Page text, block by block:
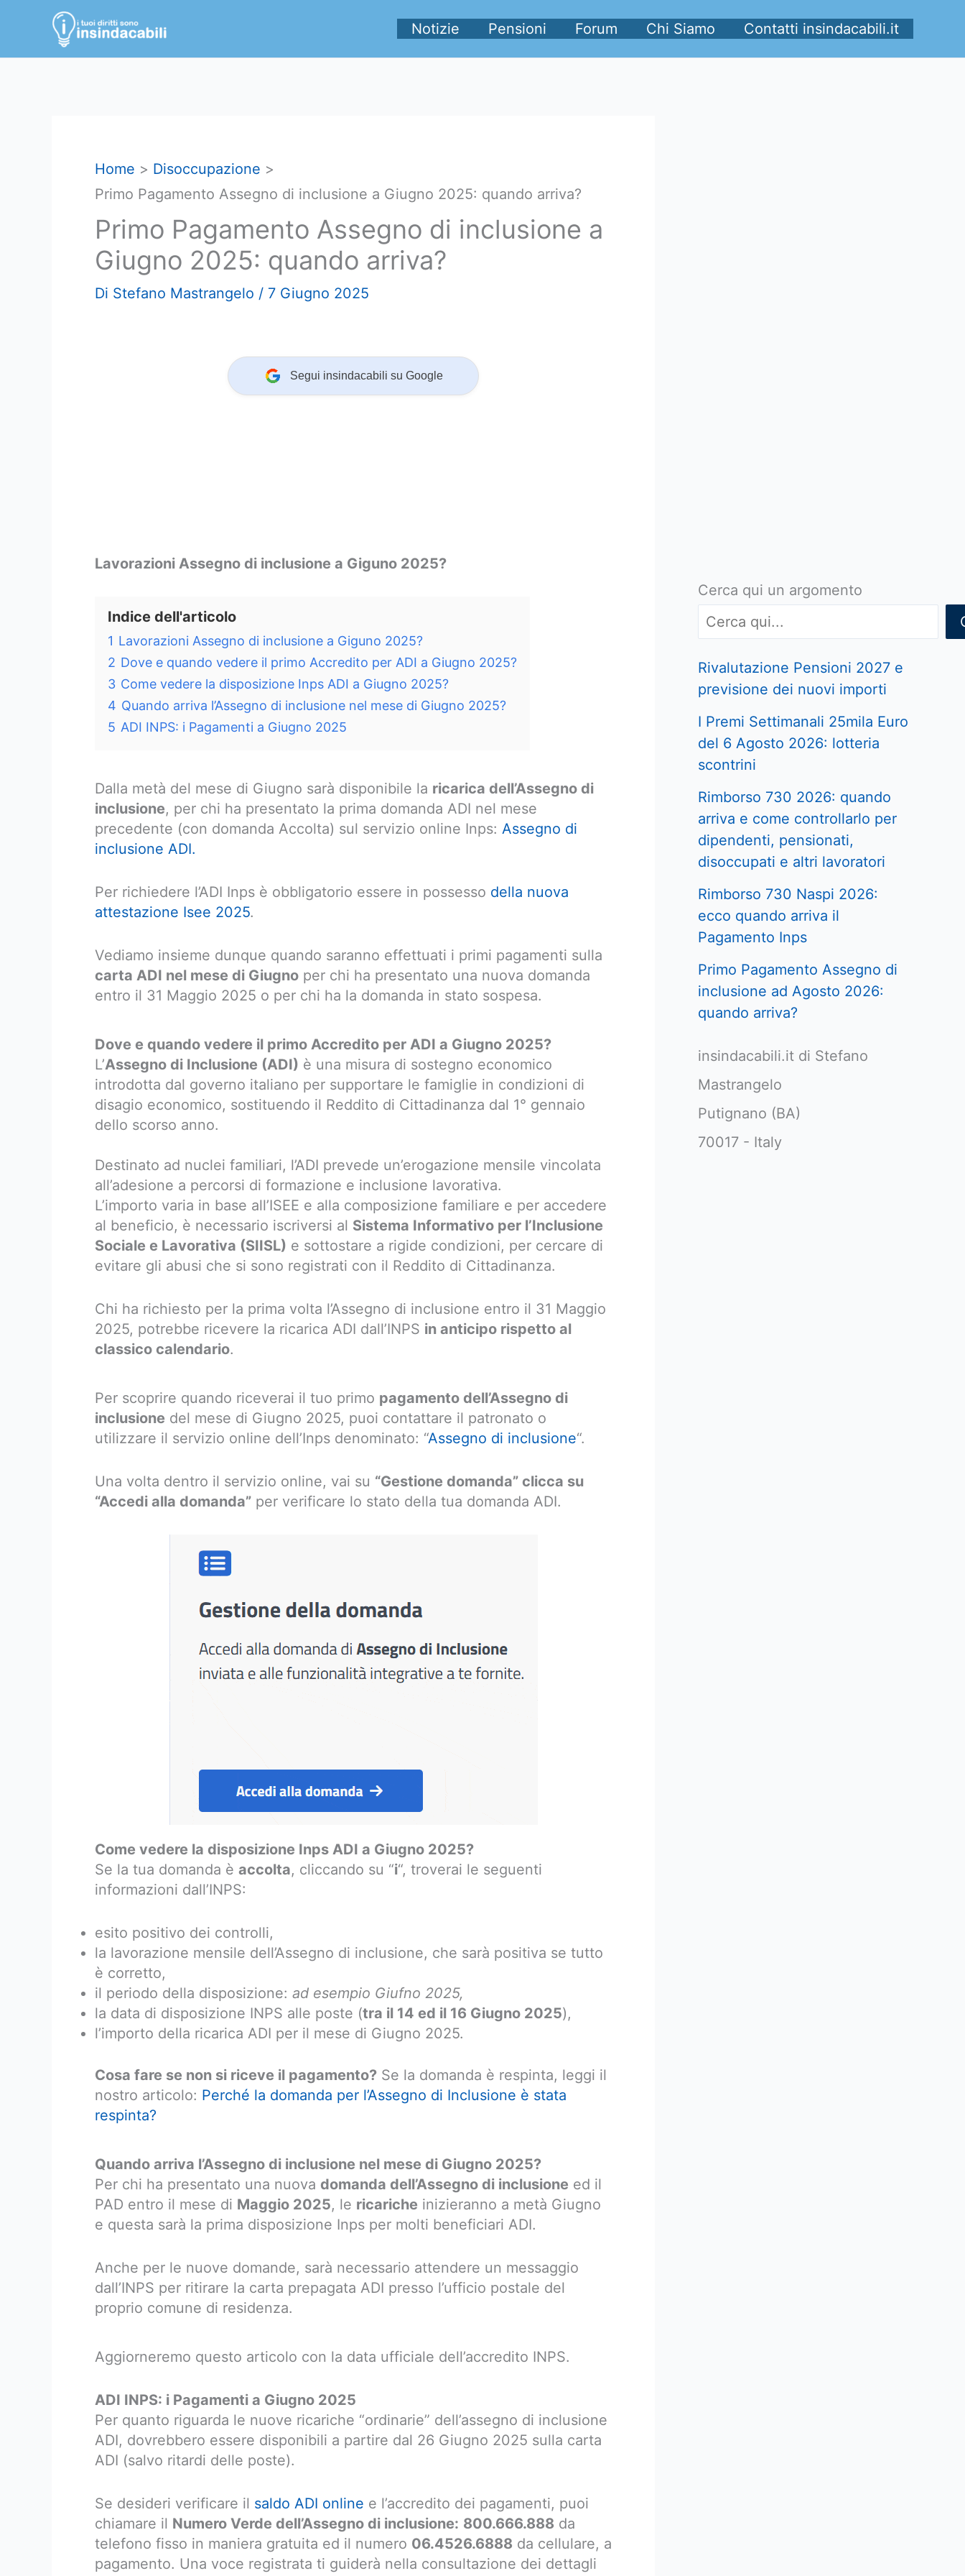
contenuto
Notizie Pensioni Forum Chi Siamo Contatti insindacabili.it
Home
Disoccupazione
Primo Pagamento Assegno di inclusione a Giugno 2025: quando arriva?
Primo Pagamento Assegno di inclusione a
Giugno 2025: quando arriva?
Di Stefano Mastrangelo / 7 Giugno 2025
Segui insindacabili su Google
Lavorazioni Assegno di inclusione a Giguno 2025?
Indice dell'articolo
1 Lavorazioni Assegno di inclusione a Giguno 2025?
2 Dove e quando vedere il primo Accredito per ADI a Giugno 2025?
3 Come vedere la disposizione Inps ADI a Giugno 2025?
4 Quando arriva l’Assegno di inclusione nel mese di Giugno 2025?
5 ADI INPS: i Pagamenti a Giugno 2025
Dalla metà del mese di Giugno sarà disponibile la ricarica dell’Assegno di
inclusione, per chi ha presentato la prima domanda ADI nel mese
precedente (con domanda Accolta) sul servizio online Inps: Assegno di
inclusione ADI.
Per richiedere l’ADI Inps è obbligatorio essere in possesso della nuova
attestazione Isee 2025.
Vediamo insieme dunque quando saranno effettuati i primi pagamenti sulla
carta ADI nel mese di Giugno per chi ha presentato una nuova domanda
entro il 31 Maggio 2025 o per chi ha la domanda in stato sospesa.
Dove e quando vedere il primo Accredito per ADI a Giugno 2025?
L’Assegno di Inclusione (ADI) è una misura di sostegno economico
introdotta dal governo italiano per supportare le famiglie in condizioni di
disagio economico, sostituendo il Reddito di Cittadinanza dal 1° gennaio
dello scorso anno.
Destinato ad nuclei familiari, l’ADI prevede un’erogazione mensile vincolata
all’adesione a percorsi di formazione e inclusione lavorativa.
L’importo varia in base all’ISEE e alla composizione familiare e per accedere
al beneficio, è necessario iscriversi al Sistema Informativo per l’Inclusione
Sociale e Lavorativa (SIISL) e sottostare a rigide condizioni, per cercare di
evitare gli abusi che si sono registrati con il Reddito di Cittadinanza.
Chi ha richiesto per la prima volta l’Assegno di inclusione entro il 31 Maggio
2025, potrebbe ricevere la ricarica ADI dall’INPS in anticipo rispetto al
classico calendario.
Per scoprire quando riceverai il tuo primo pagamento dell’Assegno di
inclusione del mese di Giugno 2025, puoi contattare il patronato o
utilizzare il servizio online dell’Inps denominato: “Assegno di inclusione“.
Una volta dentro il servizio online, vai su “Gestione domanda” clicca su
“Accedi alla domanda” per verificare lo stato della tua domanda ADI.
Come vedere la disposizione Inps ADI a Giugno 2025?
Se la tua domanda è accolta, cliccando su “i“, troverai le seguenti
informazioni dall’INPS:
esito positivo dei controlli,
la lavorazione mensile dell’Assegno di inclusione, che sarà positiva se tutto
è corretto,
il periodo della disposizione: ad esempio Giufno 2025,
la data di disposizione INPS alle poste (tra il 14 ed il 16 Giugno 2025),
l’importo della ricarica ADI per il mese di Giugno 2025.
Cosa fare se non si riceve il pagamento? Se la domanda è respinta, leggi il
nostro articolo: Perché la domanda per l’Assegno di Inclusione è stata
respinta?
Quando arriva l’Assegno di inclusione nel mese di Giugno 2025?
Per chi ha presentato una nuova domanda dell’Assegno di inclusione ed il
PAD entro il mese di Maggio 2025, le ricariche inizieranno a metà Giugno
e questa sarà la prima disposizione Inps per molti beneficiari ADI.
Anche per le nuove domande, sarà necessario attendere un messaggio
dall’INPS per ritirare la carta prepagata ADI presso l’ufficio postale del
proprio comune di residenza.
Aggiorneremo questo articolo con la data ufficiale dell’accredito INPS.
ADI INPS: i Pagamenti a Giugno 2025
Per quanto riguarda le nuove ricariche “ordinarie” dell’assegno di inclusione
ADI, dovrebbero essere disponibili a partire dal 26 Giugno 2025 sulla carta
ADI (salvo ritardi delle poste).
Se desideri verificare il saldo ADI online e l’accredito dei pagamenti, puoi
chiamare il Numero Verde dell’Assegno di inclusione: 800.666.888 da
telefono fisso in maniera gratuita ed il numero 06.4526.6888 da cellulare, a
pagamento. Una voce registrata ti guiderà nella consultazione dei dettagli
Cerca qui un argomento
Rivalutazione Pensioni 2027 e
previsione dei nuovi importi
I Premi Settimanali 25mila Euro
del 6 Agosto 2026: lotteria
scontrini
Rimborso 730 2026: quando
arriva e come controllarlo per
dipendenti, pensionati,
disoccupati e altri lavoratori
Rimborso 730 Naspi 2026:
ecco quando arriva il
Pagamento Inps
Primo Pagamento Assegno di
inclusione ad Agosto 2026:
quando arriva?
insindacabili.it di Stefano
Mastrangelo
Putignano (BA)
70017 - Italy